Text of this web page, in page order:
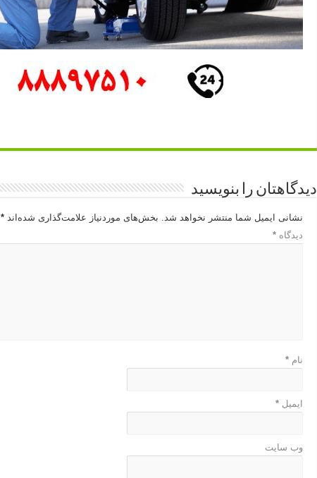
دیدگاهتان را بنویسید
نشانی ایمیل شما منتشر نخواهد شد. بخش‌های موردنیاز علامت‌گذاری شده‌اند*
دیدگاه*
نام*
ایمیل*
وب‌ سایت